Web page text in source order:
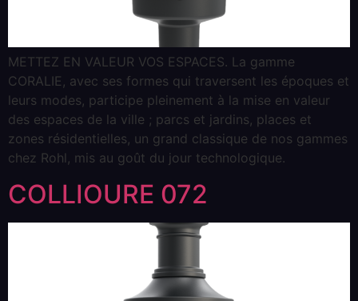
METTEZ EN VALEUR VOS ESPACES. La gamme
CORALIE, avec ses formes qui traversent les époques et
leurs modes, participe pleinement à la mise en valeur
des espaces de la ville ; parcs et jardins, places et
zones résidentielles, un grand classique de nos gammes
chez Rohl, mis au goût du jour technologique.
COLLIOURE 072